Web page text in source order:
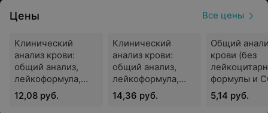
обратиться непосредственно в медицинский офис
отправки результатов на электронную почту без
посещения офиса.
Цены Все цены
Клинический
анализ крови:
общий анализ,
лейкоформула,
СОЭ
12,08 руб.
Клинический
анализ крови:
общий анализ,
лейкоформула,
СОЭ (с
обязательной
14,36 руб.
Общий
крови (без
формулы и
5,14 руб.